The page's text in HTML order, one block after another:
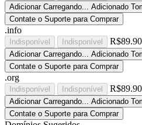
Adicionar Carregando... Adicionado
Contate o Suporte para Comprar
.info
Indisponível Indisponível
Adicionar Carregando... Adicionado
Contate o Suporte para Comprar
.org
Indisponível Indisponível
Adicionar Carregando... Adicionado
Contate o Suporte para Comprar